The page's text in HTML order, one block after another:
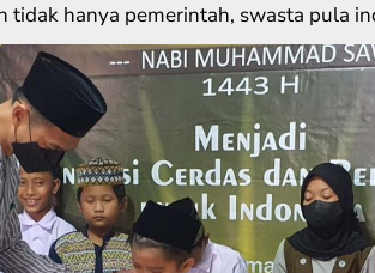
tidak hanya pemerintah, swasta pula